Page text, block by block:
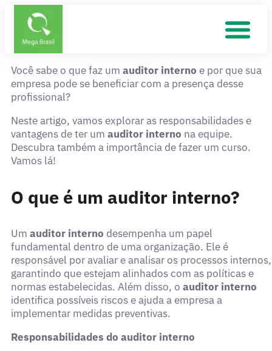
Você sabe o que faz um auditor interno e por que sua
empresa pode se beneficiar com a presença desse
profissional?
Neste artigo, vamos explorar as responsabilidades e
vantagens de ter um auditor interno na equipe.
Descubra também a importância de fazer um curso.
Vamos lá!
O que é um auditor interno?
Um auditor interno desempenha um papel
fundamental dentro de uma organização. Ele é
responsável por avaliar e analisar os processos internos,
garantindo que estejam alinhados com as políticas e
normas estabelecidas. Além disso, o auditor interno
identifica possíveis riscos e ajuda a empresa a
implementar medidas preventivas.
Responsabilidades do auditor interno